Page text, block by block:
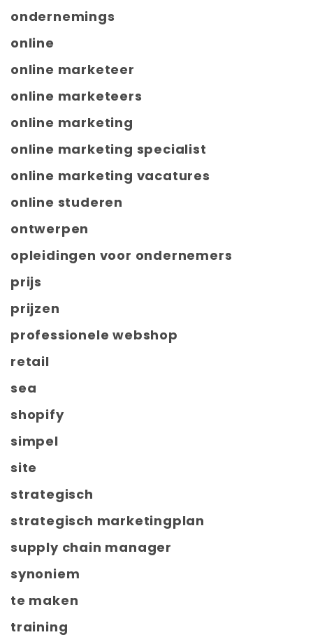
ondernemings
online
online marketeer
online marketeers
online marketing
online marketing specialist
online marketing vacatures
online studeren
ontwerpen
opleidingen voor ondernemers
prijs
prijzen
professionele webshop
retail
sea
shopify
simpel
site
strategisch
strategisch marketingplan
supply chain manager
synoniem
te maken
training